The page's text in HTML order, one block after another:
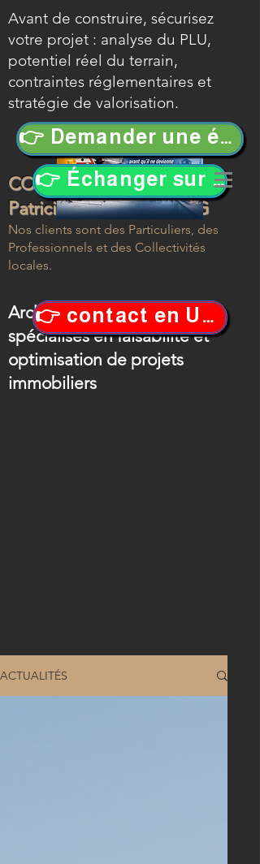
Avant de construire, sécurisez
votre projet : analyse du PLU,
potentiel réel du terrain,
contraintes réglementaires et
stratégie de valorisation.
COMBIS Philippe PEREIRA
Patricia Architectes DPLG
Nos clients sont des Particuliers, des
Professionnels et des Collectivités
locales.
Architectes en Occitanie
spécialisés en faisabilité et
optimisation de projets
immobiliers
👉 Demander une étude de faisabilité
👉 Échanger sur votre projet
👉 contact en URGENCE !
ACTUALITÉS